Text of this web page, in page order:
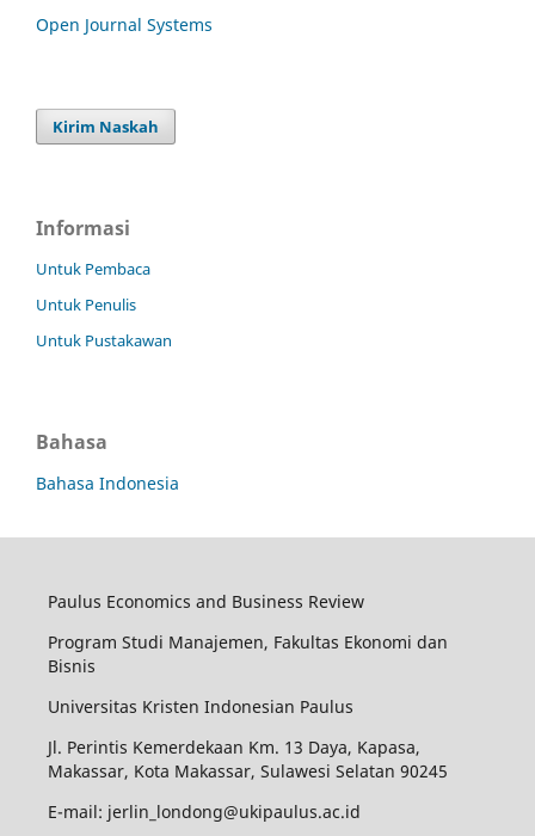
Open Journal Systems
Kirim Naskah
Informasi
Untuk Pembaca
Untuk Penulis
Untuk Pustakawan
Bahasa
Bahasa Indonesia
Paulus Economics and Business Review
Program Studi Manajemen, Fakultas Ekonomi dan
Bisnis
Universitas Kristen Indonesian Paulus
Jl. Perintis Kemerdekaan Km. 13 Daya, Kapasa,
Makassar, Kota Makassar, Sulawesi Selatan 90245
E-mail: jerlin_londong@ukipaulus.ac.id